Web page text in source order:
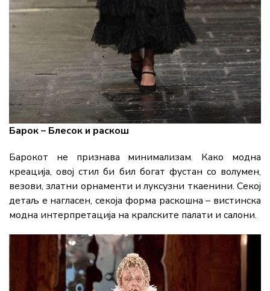
Барок – Блесок и раскош
Барокот не признава минимализам. Како модна
креација, овој стил би бил богат фустан со волумен,
везови, златни орнаменти и луксузни ткаенини. Секој
детаљ е нагласен, секоја форма раскошна – вистинска
модна интерпретација на кралските палати и салони.